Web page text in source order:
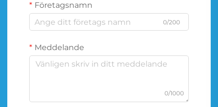
Företagsnamn
0/200
Meddelande
0/1000